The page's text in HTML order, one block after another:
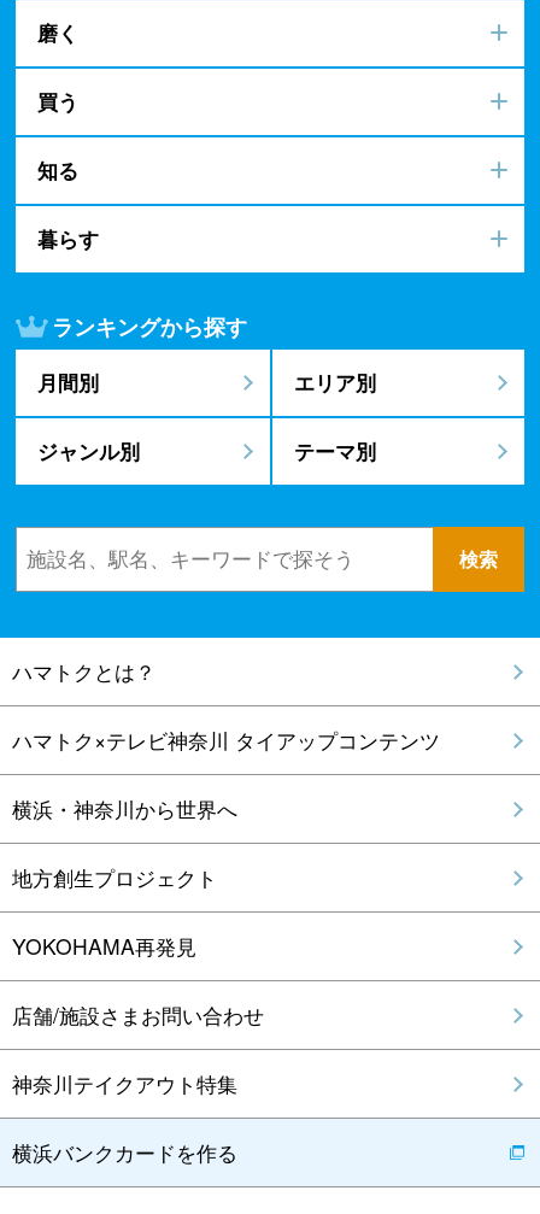
磨く
買う
知る
暮らす
ランキングから探す
月間別 エリア別
ジャンル別 テーマ別
ハマトクとは？
ハマトク×テレビ神奈川 タイアップコンテンツ
横浜・神奈川から世界へ
地方創生プロジェクト
YOKOHAMA再発見
店舗/施設さまお問い合わせ
神奈川テイクアウト特集
横浜バンクカードを作る